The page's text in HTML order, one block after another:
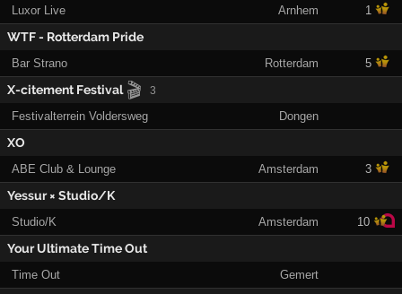
Luxor Live Arnhem 1
WTF - Rotterdam Pride
Bar Strano Rotterdam 5
X-citement Festival 🎬 3
Festivalterrein Voldersweg Dongen
XO
ABE Club & Lounge Amsterdam 3
Yessur × Studio/K
Studio/K Amsterdam 10
Your Ultimate Time Out
Time Out Gemert